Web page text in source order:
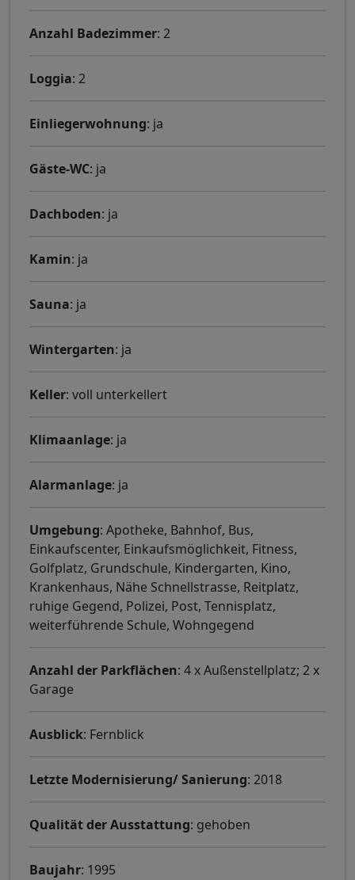
Anzahl Badezimmer: 2
Loggia: 2
Einliegerwohnung: ja
Gäste-WC: ja
Dachboden: ja
Kamin: ja
Sauna: ja
Wintergarten: ja
Keller: voll unterkellert
Klimaanlage: ja
Alarmanlage: ja
Umgebung: Apotheke, Bahnhof, Bus,
Einkaufscenter, Einkaufsmöglichkeit, Fitness,
Golfplatz, Grundschule, Kindergarten, Kino,
Krankenhaus, Nähe Schnellstrasse, Reitplatz,
ruhige Gegend, Polizei, Post, Tennisplatz,
weiterführende Schule, Wohngegend
Anzahl der Parkflächen: 4 x Außenstellplatz; 2 x
Garage
Ausblick: Fernblick
Letzte Modernisierung/ Sanierung: 2018
Qualität der Ausstattung: gehoben
Baujahr: 1995